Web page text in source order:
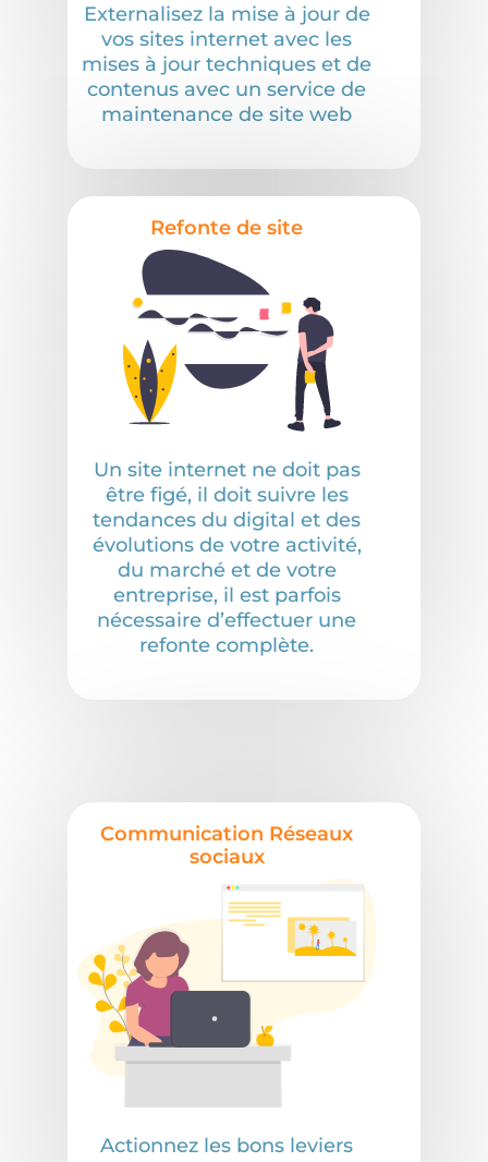
Externalisez la mise à jour de
vos sites internet avec les
mises à jour techniques et de
contenus avec un service de
maintenance de site web
Refonte de site
Un site internet ne doit pas
être figé, il doit suivre les
tendances du digital et des
évolutions de votre activité,
du marché et de votre
entreprise, il est parfois
nécessaire d’effectuer une
refonte complète.
Communication Réseaux
sociaux
Actionnez les bons leviers